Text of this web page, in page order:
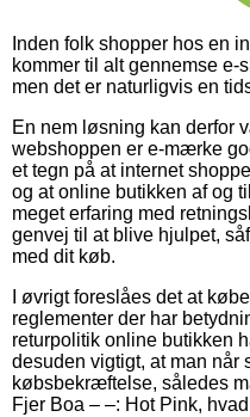
Inden folk shopper hos en
kommer til alt gennemse e-
men det er naturligvis en
En nem løsning kan derfor
webshoppen er e-mærke
et tegn på at internet
og at online butikken af og
meget erfaring med
genvej til at blive hjulpet,
med dit køb.
I øvrigt foreslåes det at
reglementer der har
returpolitik online butikken
desuden vigtigt, at man når
købsbekræftelse, således
Fjer Boa – –: Hot Pink,